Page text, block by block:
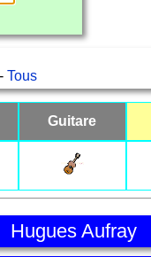
Tous
Guitare
Hugues Aufray